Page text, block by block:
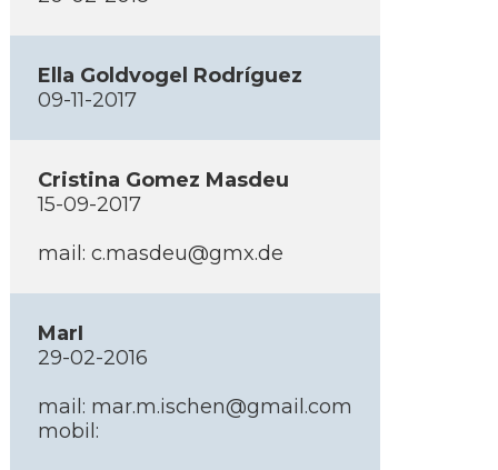
Ella Goldvogel Rodrí­guez
09-11-2017
Cristina Gomez Masdeu
15-09-2017
mail: c.masdeu@gmx.de
MarI
29-02-2016
mail: mar.m.ischen@gmail.com
mobil: